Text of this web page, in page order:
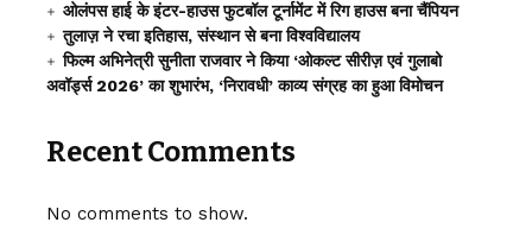
ओलंपस हाई के इंटर-हाउस फुटबॉल टूर्नामेंट में रिग हाउस बना चैंपियन
तुलाज़ ने रचा इतिहास, संस्थान से बना विश्वविद्यालय
फिल्म अभिनेत्री सुनीता राजवार ने किया ‘ओकल्ट सीरीज़ एवं गुलाबो
अवॉर्ड्स 2026’ का शुभारंभ, ‘निरावधी’ काव्य संग्रह का हुआ विमोचन
Recent Comments
No comments to show.